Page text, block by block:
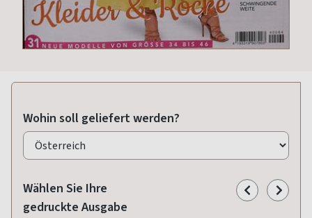
Wohin soll geliefert werden?
Wählen Sie Ihre
gedruckte Ausgabe